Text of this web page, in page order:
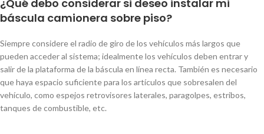
¿Qué debo considerar si deseo instalar mi
báscula camionera sobre piso?
Siempre considere el radio de giro de los vehículos más largos que
pueden acceder al sistema; idealmente los vehículos deben entrar y
salir de la plataforma de la báscula en línea recta. También es necesario
que haya espacio suficiente para los artículos que sobresalen del
vehículo, como espejos retrovisores laterales, paragolpes, estribos,
tanques de combustible, etc.